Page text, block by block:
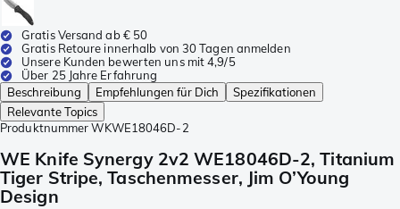
Gratis Versand ab € 50
Gratis Retoure innerhalb von 30 Tagen anmelden
Unsere Kunden bewerten uns mit 4,9/5
Über 25 Jahre Erfahrung
Beschreibung
Empfehlungen für Dich
Spezifikationen
Relevante Topics
Produktnummer WKWE18046D-2
WE Knife Synergy 2v2 WE18046D-2, Titanium
Tiger Stripe, Taschenmesser, Jim O’Young
Design